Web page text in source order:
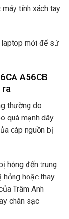
tính xách tay
laptop mới để sử
A56CB
ra
thường do
quá mạnh dây
cáp nguồn bị
hỏng đến trung
hỏng hoặc thay
Trâm Anh
chân sạc